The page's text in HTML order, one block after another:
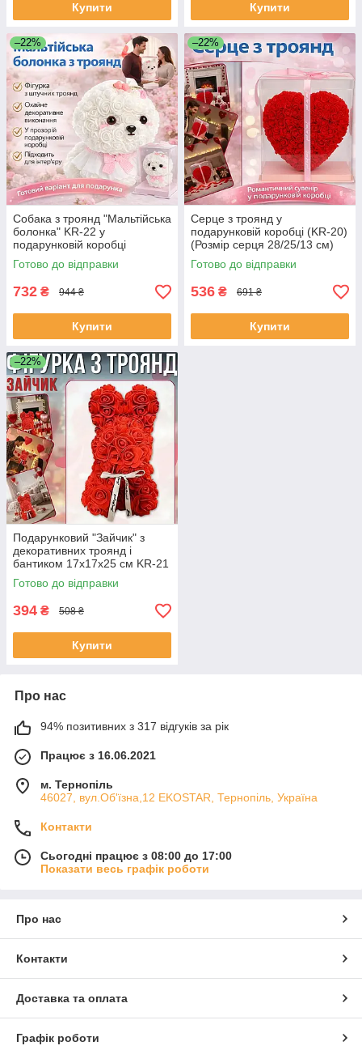
Купити Купити
–22%
Собака з троянд "Мальтійська
болонка" KR-22 у
подарунковій коробці
Оригінальний подарунок зі
штучних троянд ЕКОБОКС
Готово до відправки
732 ₴ 944 ₴
Купити
–22%
Серце з троянд у
подарунковій коробці (KR-20)
(Розмір серця 28/25/13 см)
Романтичний подарунок Love
Box ЕКОБОКС
Готово до відправки
536 ₴ 691 ₴
Купити
–22%
Подарунковий "Зайчик" з
декоративних троянд і
бантиком 17х17х25 см KR-21
Квітковий зайчик із 3D троянд
ЕКОБОКС
Готово до відправки
394 ₴ 508 ₴
Купити
Про нас
94% позитивних з 317 відгуків за рік
Працює з 16.06.2021
м. Тернопіль
46027, вул.Об'їзна,12 EKOSTAR, Тернопіль, Україна
Контакти
Сьогодні працює з 08:00 до 17:00
Показати весь графік роботи
Про нас
Контакти
Доставка та оплата
Графік роботи